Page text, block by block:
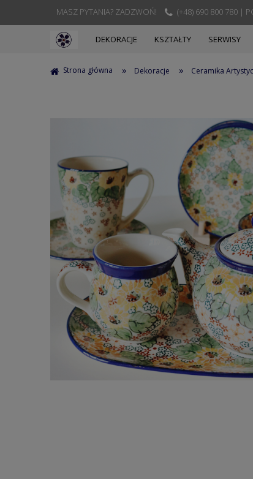
MASZ PYTANIA? ZADZWOŃ! (+48) 690 800 780 |
DEKORACJE KSZTAŁTY SERWISY
Strona główna » Dekoracje » Ceramika